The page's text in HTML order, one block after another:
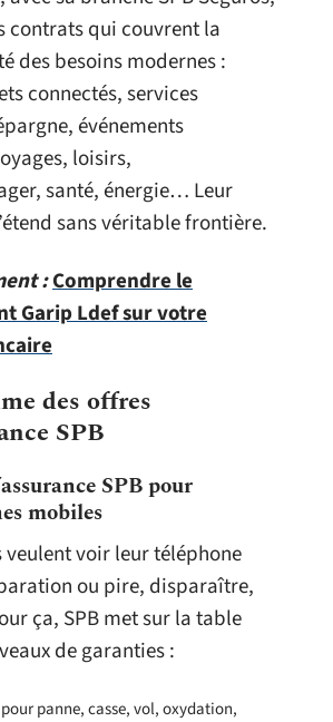
contrats qui couvrent la
des besoins modernes :
connectés, services
événements
loisirs,
santé, énergie… Leur
sans véritable frontière.
:Comprendre le
Garip Ldef sur votre
des offres
SPB
SPB pour
mobiles
veulent voir leur téléphone
ou pire, disparaître,
ça, SPB met sur la table
de garanties :
panne, casse, vol, oxydation,